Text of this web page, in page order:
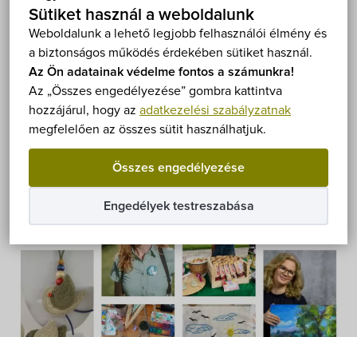
Sütiket használ a weboldalunk
Weboldalunk a lehető legjobb felhasználói élmény és
a biztonságos működés érdekében sütiket használ.
Az Ön adatainak védelme fontos a számunkra!
Az „Összes engedélyezése” gombra kattintva
hozzájárul, hogy az adatkezelési szabályzatnak
megfelelően az összes sütit használhatjuk.
Összes engedélyezése
Engedélyek testreszabása
Földrajzi adottság
Éghajlat
Hegykő történelme
Éttermek
Programok
Önkormányzat
Hírek
Képviselő-testület
Választási információk
2024. július 13. (szombat) 07:00
Hegykő, Széchenyi Ödön park 9437 Hegykő,
Kossuth Lajos utca 76.
Ingyenes Foglalkozás Szabadtéri